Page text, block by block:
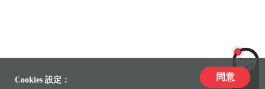
LiLi
Cookies 設定： 同意